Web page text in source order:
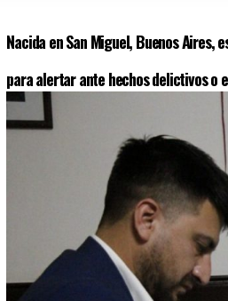
Nacida en San Miguel, Buenos
para alertar ante hechos delictivos o